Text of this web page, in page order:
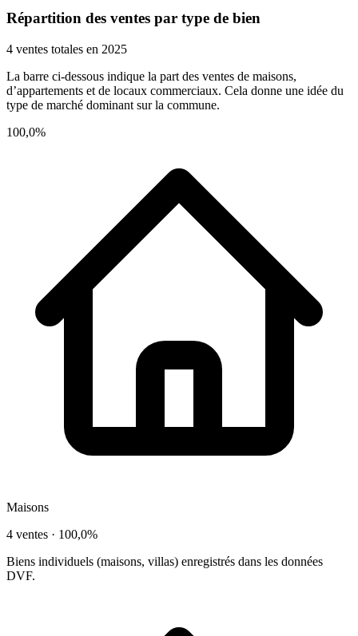
Répartition des ventes par type de bien
4 ventes totales en 2025
La barre ci-dessous indique la part des ventes de maisons,
d’appartements et de locaux commerciaux. Cela donne une idée du
type de marché dominant sur la commune.
100,0%
Maisons
4 ventes · 100,0%
Biens individuels (maisons, villas) enregistrés dans les données
DVF.